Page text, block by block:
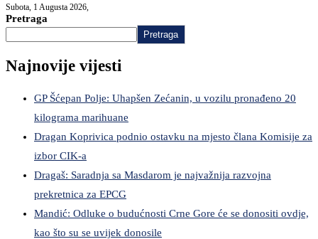
Subota, 1 Augusta 2026,
Pretraga
Pretraga
Najnovije vijesti
GP Šćepan Polje: Uhapšen Zećanin, u vozilu pronađeno 20
kilograma marihuane
Dragan Koprivica podnio ostavku na mjesto člana Komisije za
izbor CIK-a
Dragaš: Saradnja sa Masdarom je najvažnija razvojna
prekretnica za EPCG
Mandić: Odluke o budućnosti Crne Gore će se donositi ovdje,
kao što su se uvijek donosile